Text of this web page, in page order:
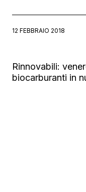
12 FEBBRAIO 2018
Rinnovabili:
biocarburanti in